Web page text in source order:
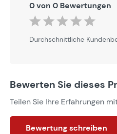
0 von 0 Bewertungen
Durchschnittliche
Durchschnittliche
Bewerten Sie dieses
Teilen Sie Ihre Erfahrungen
Bewertung schreiben